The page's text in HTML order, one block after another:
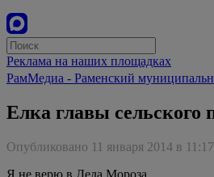
Реклама на наших площадках
РамМедиа - Раменский
Елка главы сельского
Опубликовано 11 января 2014 в 11:17
Я не верю в Деда Мороза